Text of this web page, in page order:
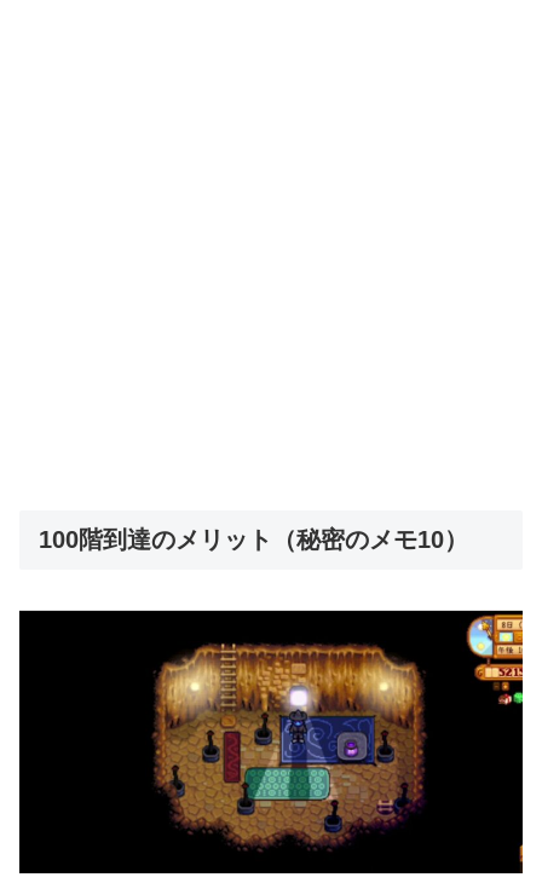
100階到達のメリット（秘密のメモ10）